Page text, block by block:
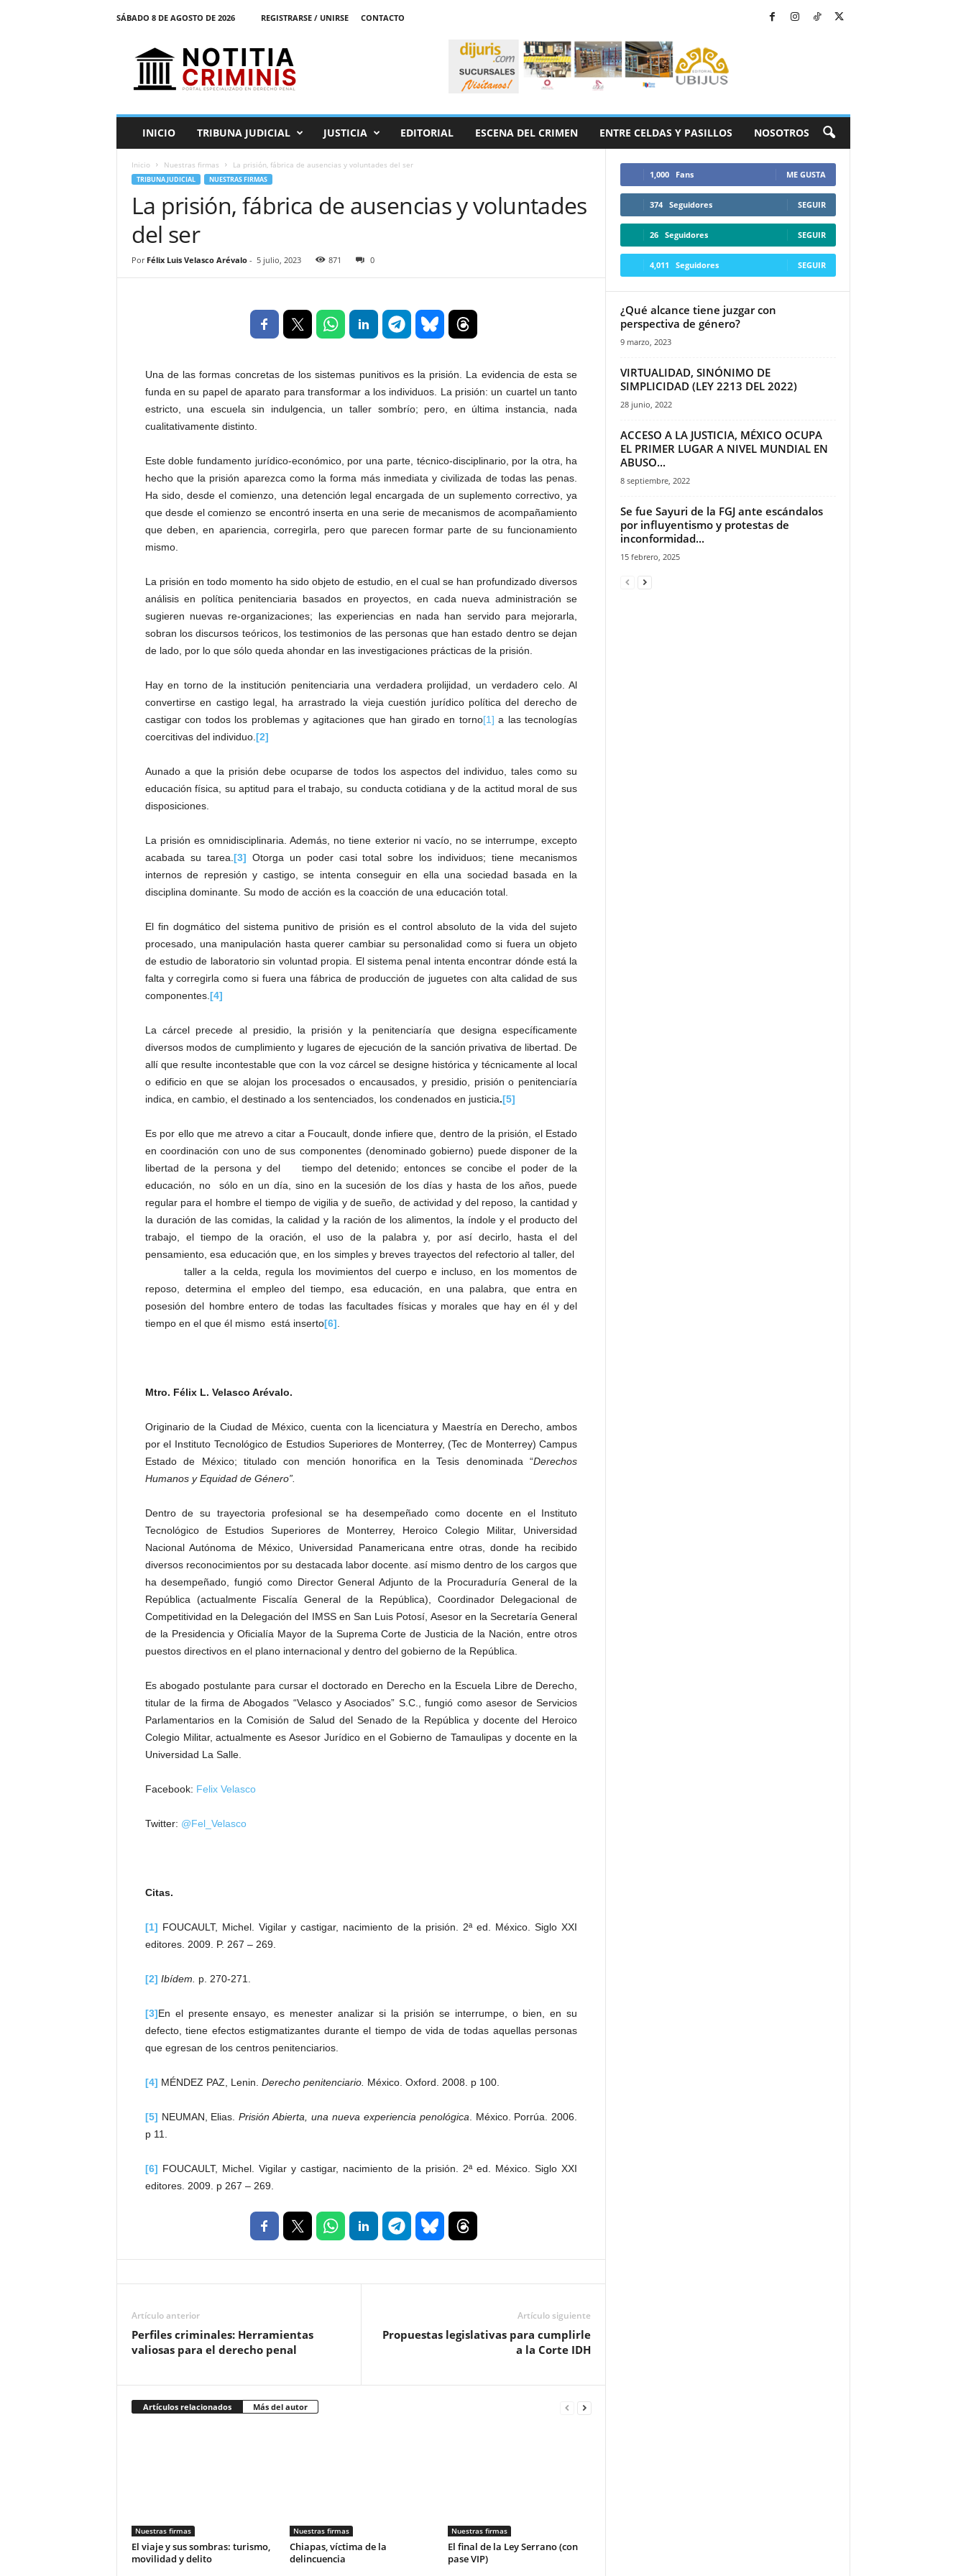
SÁBADO 8 DE AGOSTO DE 2026 REGISTRARSE / UNIRSE
CONTACTO
l
INICIO TRIBUNA JUDICIAL JUSTICIA EDITORIAL ESCENA DEL CRIMEN ENTRE CELDAS Y PASILLOS NOSOTROS
Inicio Nuestras firmas La prisión, fábrica de ausencias y voluntades del ser
TRIBUNA JUDICIAL NUESTRAS FIRMAS
La prisión, fábrica de ausencias y voluntades
del ser
Por Félix Luis Velasco Arévalo- 5 julio, 2023 871 0
Una de las formas concretas de los sistemas punitivos es la prisión. La evidencia de esta se
funda en su papel de aparato para transformar a los individuos. La prisión: un cuartel un tanto
estricto, una escuela sin indulgencia, un taller sombrío; pero, en última instancia, nada
cualitativamente distinto.
Este doble fundamento jurídico-económico, por una parte, técnico-disciplinario, por la otra, ha
hecho que la prisión aparezca como la forma más inmediata y civilizada de todas las penas.
Ha sido, desde el comienzo, una detención legal encargada de un suplemento correctivo, ya
que desde el comienzo se encontró inserta en una serie de mecanismos de acompañamiento
que deben, en apariencia, corregirla, pero que parecen formar parte de su funcionamiento
mismo.
La prisión en todo momento ha sido objeto de estudio, en el cual se han profundizado diversos
análisis en política penitenciaria basados en proyectos, en cada nueva administración se
sugieren nuevas re-organizaciones; las experiencias en nada han servido para mejorarla,
sobran los discursos teóricos, los testimonios de las personas que han estado dentro se dejan
de lado, por lo que sólo queda ahondar en las investigaciones prácticas de la prisión.
Hay en torno de la institución penitenciaria una verdadera prolijidad, un verdadero celo. Al
convertirse en castigo legal, ha arrastrado la vieja cuestión jurídico política del derecho de
castigar con todos los problemas y agitaciones que han girado en torno[1] a las tecnologías
coercitivas del individuo. [2]
Aunado a que la prisión debe ocuparse de todos los aspectos del individuo, tales como su
educación física, su aptitud para el trabajo, su conducta cotidiana y de la actitud moral de sus
disposiciones.
La prisión es omnidisciplinaria. Además, no tiene exterior ni vacío, no se interrumpe, excepto
acabada su tarea. [3] Otorga un poder casi total sobre los individuos; tiene mecanismos
internos de represión y castigo, se intenta conseguir en ella una sociedad basada en la
disciplina dominante. Su modo de acción es la coacción de una educación total.
El fin dogmático del sistema punitivo de prisión es el control absoluto de la vida del sujeto
procesado, una manipulación hasta querer cambiar su personalidad como si fuera un objeto
de estudio de laboratorio sin voluntad propia. El sistema penal intenta encontrar dónde está la
falta y corregirla como si fuera una fábrica de producción de juguetes con alta calidad de sus
componentes. [4]
La cárcel precede al presidio, la prisión y la penitenciaría que designa específicamente
diversos modos de cumplimiento y lugares de ejecución de la sanción privativa de libertad. De
allí que resulte incontestable que con la voz cárcel se designe histórica y técnicamente al local
o edificio en que se alojan los procesados o encausados, y presidio, prisión o penitenciaría
indica, en cambio, el destinado a los sentenciados, los condenados en justicia.[5]
Es por ello que me atrevo a citar a Foucault, donde infiere que, dentro de la prisión, el Estado
en coordinación con uno de sus componentes (denominado gobierno) puede disponer de la
libertad de la persona y del tiempo del detenido; entonces se concibe el poder de la
educación, no sólo en un día, sino en la sucesión de los días y hasta de los años, puede
regular para el hombre el tiempo de vigilia y de sueño, de actividad y del reposo, la cantidad y
la duración de las comidas, la calidad y la ración de los alimentos, la índole y el producto del
trabajo, el tiempo de la oración, el uso de la palabra y, por así decirlo, hasta el del
pensamiento, esa educación que, en los simples y breves trayectos del refectorio al taller, del
taller a la celda, regula los movimientos del cuerpo e incluso, en los momentos de
reposo, determina el empleo del tiempo, esa educación, en una palabra, que entra en
posesión del hombre entero de todas las facultades físicas y morales que hay en él y del
tiempo en el que él mismo está inserto[6]
Mtro. Félix L. Velasco Arévalo.
Originario de la Ciudad de México, cuenta con la licenciatura y Maestría en Derecho, ambos
por el Instituto Tecnológico de Estudios Superiores de Monterrey, (Tec de Monterrey) Campus
Estado de México; titulado con mención honorifica en la Tesis denominada “Derechos
Humanos y Equidad de Género”.
Dentro de su trayectoria profesional se ha desempeñado como docente en el Instituto
Tecnológico de Estudios Superiores de Monterrey, Heroico Colegio Militar, Universidad
Nacional Autónoma de México, Universidad Panamericana entre otras, donde ha recibido
diversos reconocimientos por su destacada labor docente. así mismo dentro de los cargos que
ha desempeñado, fungió como Director General Adjunto de la Procuraduría General de la
República (actualmente Fiscalía General de la República), Coordinador Delegacional de
Competitividad en la Delegación del IMSS en San Luis Potosí, Asesor en la Secretaría General
de la Presidencia y Oficialía Mayor de la Suprema Corte de Justicia de la Nación, entre otros
puestos directivos en el plano internacional y dentro del gobierno de la República.
Es abogado postulante para cursar el doctorado en Derecho en la Escuela Libre de Derecho,
titular de la firma de Abogados “Velasco y Asociados” S.C., fungió como asesor de Servicios
Parlamentarios en la Comisión de Salud del Senado de la República y docente del Heroico
Colegio Militar, actualmente es Asesor Jurídico en el Gobierno de Tamaulipas y docente en la
Universidad La Salle.
Facebook: Felix Velasco
Twitter: @Fel_Velasco
Citas.
[1] FOUCAULT, Michel. Vigilar y castigar, nacimiento de la prisión. 2ª ed. México. Siglo XXI
editores. 2009. P. 267 – 269.
[2] Ibídem. p. 270-271.
[3]En el presente ensayo, es menester analizar si la prisión se interrumpe, o bien, en su
defecto, tiene efectos estigmatizantes durante el tiempo de vida de todas aquellas personas
que egresan de los centros penitenciarios.
[4] MÉNDEZ PAZ, Lenin. Derecho penitenciario. México. Oxford. 2008. p 100.
[5] NEUMAN, Elias.Prisión Abierta, una nueva experiencia penológica . México. Porrúa. 2006.
p 11.
[6] FOUCAULT, Michel. Vigilar y castigar, nacimiento de la prisión. 2ª ed. México. Siglo XXI
editores. 2009. p 267 – 269.
Artículo anterior
Perfiles criminales: Herramientas
valiosas para el derecho penal
Artículo siguiente
Propuestas legislativas para cumplirle
a la Corte IDH
Artículos relacionados Más del autor
Nuestras firmas
El viaje y sus sombras: turismo,
movilidad y delito
Nuestras firmas
Chiapas, víctima de la
delincuencia
Nuestras firmas
El final de la Ley Serrano (con
pase VIP)
1,000 Fans ME GUSTA
374 Seguidores SEGUIR
26 Seguidores SEGUIR
4,011 Seguidores SEGUIR
¿Qué alcance tiene juzgar con
perspectiva de género?
9 marzo, 2023
VIRTUALIDAD, SINÓNIMO DE
SIMPLICIDAD (LEY 2213 DEL 2022)
28 junio, 2022
ACCESO A LA JUSTICIA, MÉXICO OCUPA
EL PRIMER LUGAR A NIVEL MUNDIAL EN
ABUSO...
8 septiembre, 2022
Se fue Sayuri de la FGJ ante escándalos
por influyentismo y protestas de
inconformidad...
15 febrero, 2025